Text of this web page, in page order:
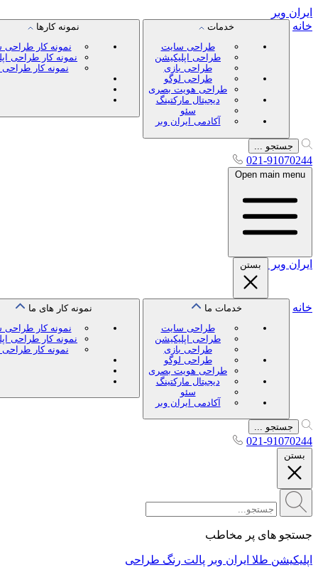
ایران وبر
خانه
خدمات
طراحی سایت
طراحی اپلیکیشن
طراحی بازی
طراحی لوگو
طراحی هویت بصری
دیجیتال مارکتینگ
سئو
آکادمی ایران وبر
نمونه کارها
نمونه کار
نمونه کار طراحی
نمونه کار طراحی
جستجو ...
021-91070244
Open main menu
ایران وبر بستن
خانه
خدمات ما
طراحی سایت
طراحی اپلیکیشن
طراحی بازی
طراحی لوگو
طراحی هویت بصری
دیجیتال مارکتینگ
سئو
آکادمی ایران وبر
نمونه کار های ما
نمونه کار
نمونه کار طراحی
نمونه کار طراحی
جستجو ...
021-91070244
بستن
جستجو های پر مخاطب
اپلیکیشن طلا ایران وبر پالت رنگ طراحی